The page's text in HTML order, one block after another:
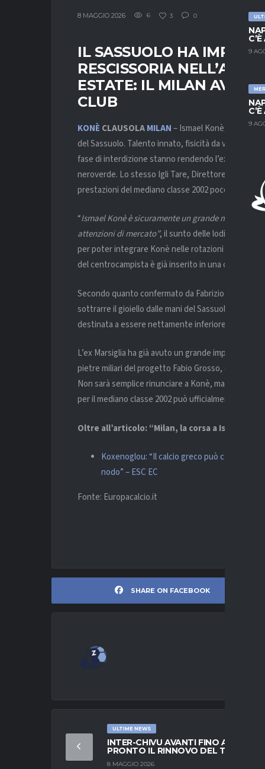
9
9
8 MAGGIO 2026 6 3 0
IL SASSUOLO HA
RESCISSORIA
ESTATE: IL MILAN
CLUB
KONÈ CLAUSOLAMILAN– Ismael Konè,
del Sassuolo. Talento innato, fisicità da vero
fase di interdizione stanno rendendo l’ex
neroverde. Lo stesso Igli Tare, Direttore Sportivo
prestazioni del mediano classe 2002 poco prima
“Ismael Konè è sicuramente un grande mediano;
attenzioni di mercato”, il sunto delle lodi del
per poter integrare Konè nelle rotazioni in
del centrocampista è già inserito in una clausola
Secondo quanto confermato da Fabrizio Romano,
sottrarre il gioiello dalle mani del Sassuolo. Una
destinata a essere nettamente inferiore rispetto al
L’ex Marsiglia ha già avuto un grande impatto
pietre miliari del progetto Fabio Grosso, con il
Non sarà semplice rinunciare a Konè, ma tutto ha
per il mediano classe 2002 può ufficialmente
Oltre all’articolo: “Milan, la corsa a Ismael
Koxenoglou: “Il calcio greco può cambiare.
nodo” – ESC EC
Fonte: Europacalcio.it
SHARE ON FACEBOOK
ULTIME NEWS
INTER-CHIVU AVANTI FINO AL 2028:
PRONTO IL RINNOVO DEL TECNICO
8 MAGGIO 2026